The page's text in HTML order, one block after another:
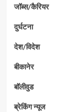
जॉब्स/कैरियर
दुर्घटना
देश/विदेश
बीकानेर
बॉलीवुड
ब्रेकिंग न्यूज